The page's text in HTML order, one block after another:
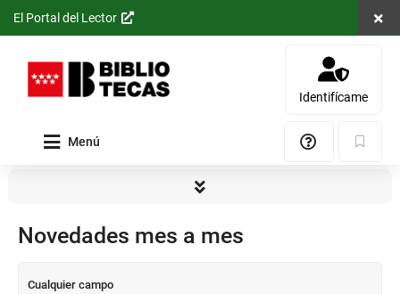
Saltar al
principal
El Portal del Lector
Identifícame
Menú Ayuda
Novedades mes a mes
Consulta
Cualquier campo